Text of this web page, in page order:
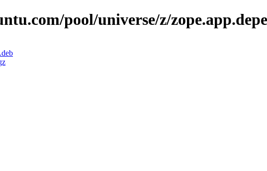
pool/universe/z/